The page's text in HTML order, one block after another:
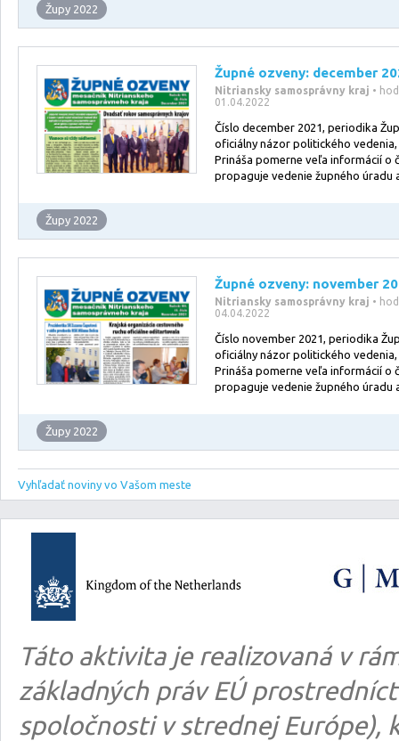
Župy 2022
Župné ozveny: december
Nitriansky samosprávny kraj •
01.04.2022
Číslo december 2021, periodika
oficiálny názor politického vedenia,
Prináša pomerne veľa informácií o
propaguje vedenie župného úradu
Župy 2022
Župné ozveny: november
Nitriansky samosprávny kraj •
04.04.2022
Číslo november 2021, periodika
oficiálny názor politického vedenia,
Prináša pomerne veľa informácií o
propaguje vedenie župného úradu
Župy 2022
Vyhľadať noviny vo Vašom meste
Táto aktivita je realizovaná v
základných práv EÚ
spoločnosti v strednej Európe),